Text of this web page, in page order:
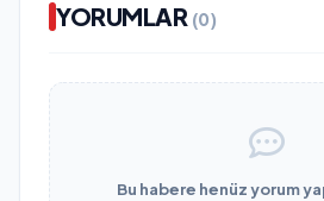
YORUMLAR (0)
Bu habere henüz yorum